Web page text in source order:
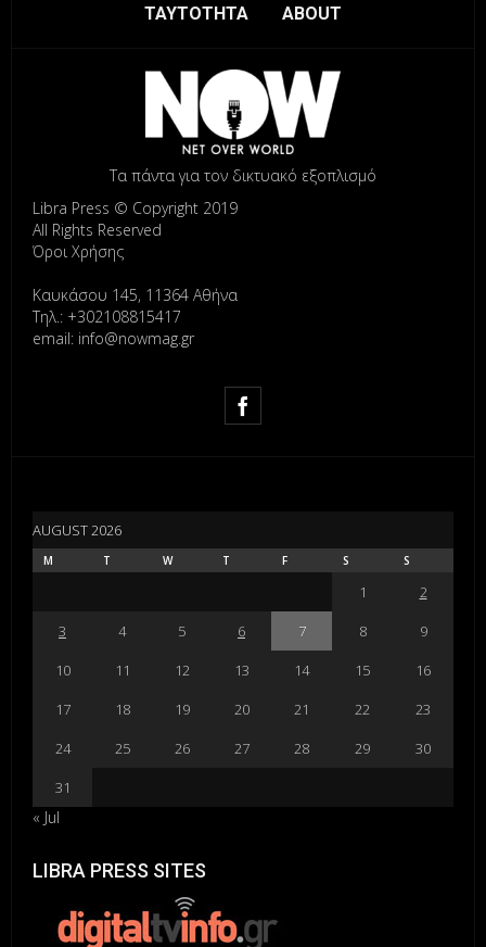
ΤΑΥΤΟΤΗΤΑ ABOUT
Τα πάντα για τον δικτυακό εξοπλισμό
Libra Press © Copyright 2019
All Rights Reserved
Όροι Χρήσης
Καυκάσου 145, 11364 Αθήνα
Τηλ.: +302108815417
email: info@nowmag.gr
AUGUST 2026
M T W T F S S
1
2
3
4 5 6 7 8
9
10
11 12 13 14 15
16
17
18 19 20 21 22
23
24
25 26 27 28 29
30
31
« Jul
LIBRA PRESS SITES